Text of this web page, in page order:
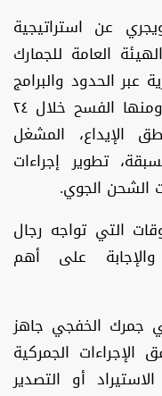
عن استراتيجية
العامة للجمارك
عبر الحدود والبرامج
التي استحدثتها وطرق تفعيلها ومنها الفسح خلال ٢٤
الإيداع، المشغل
تطوير إجراءات
الشحن الجوي.
التي تواجه رجال
على أهم
جمرك الخفجي جاهز
الإجراءات الجمركية
أو التصدير